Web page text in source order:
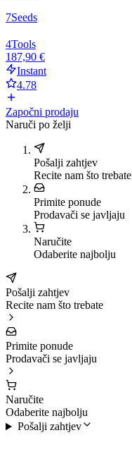
7Seeds
4Tools
187,90 €
Instant
4.78
Započni prodaju
Naruči po želji
Pošalji zahtjev
Recite nam što trebate
Primite ponude
Prodavači se javljaju
Naručite
Odaberite najbolju
Pošalji zahtjev
Recite nam što trebate
Primite ponude
Prodavači se javljaju
Naručite
Odaberite najbolju
Pošalji zahtjev